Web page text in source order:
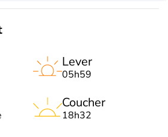
Lever
05h59
Coucher
18h32